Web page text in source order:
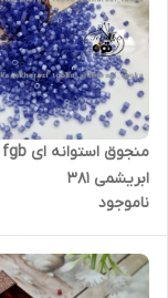
ابریشمی ۳۸۱
ناموجود